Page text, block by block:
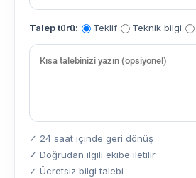
Talep türü: Teklif Teknik bilgi
✓ 24 saat içinde geri dönüş
✓ Doğrudan ilgili ekibe iletilir
✓ Ücretsiz bilgi talebi